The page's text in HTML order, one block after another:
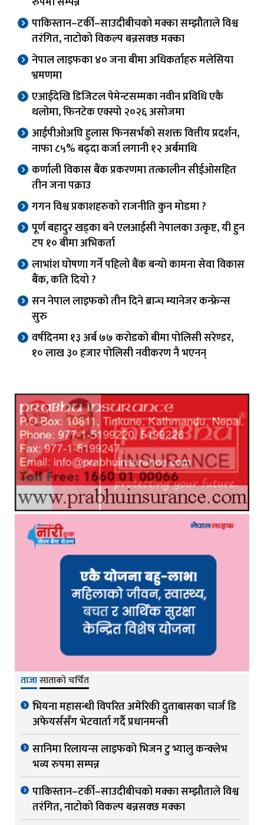
पाकिस्तान–टर्की–साउदीबीचको मक्का सम्झौताले विश्व
तरंगित, नाटोको विकल्प बन्नसक्छ मक्का
नेपाल लाइफका ४० जना बीमा अधिकर्ताहरु मलेसिया
भ्रमणमा
एआईदेखि डिजिटल पेमेन्टसम्मका नवीन प्रविधि एकै
थलोमा, फिनटेक एक्स्पो २०२६ असोजमा
आईपीओअघि हुलास फिनसर्भको सशक्त वित्तीय प्रदर्शन,
नाफा ८५% बढ्दा कर्जा लगानी १२ अर्बमाथि
कर्णाली विकास बैंक प्रकरणमा तत्कालीन सीईओसहित
तीन जना पक्राउ
गगन विश्व प्रकाशहरुको राजनीति कुन मोडमा ?
पूर्ण बहादुर खड्का बने एलआईसी नेपालका उत्कृष्ट, यी हुन
टप १० बीमा अभिकर्ता
लाभांश घोषणा गर्ने पहिलो बैंक बन्यो कामना सेवा विकास
बैंक, कति दियो ?
सन नेपाल लाइफको तीन दिने ब्रान्च म्यानेजर कन्फ्रेन्स
सुरु
वर्षदिनमा १३ अर्ब ७७ करोडको बीमा पोलिसी सरेण्डर,
१० लाख ३० हजार पोलिसी नवीकरण नै भएनन्
ताजासाताको चर्चित
भियना महासन्धी विपरित अमेरिकी दुताबासका चार्ज डि
अफेयर्ससँग भेटवार्ता गर्दै प्रधानमन्त्री
सानिमा रिलायन्स लाइफको भिजन टु भ्यालु कन्क्लेभ
भव्य रुपमा सम्पन्न
पाकिस्तान–टर्की–साउदीबीचको मक्का सम्झौताले विश्व
तरंगित, नाटोको विकल्प बन्नसक्छ मक्का